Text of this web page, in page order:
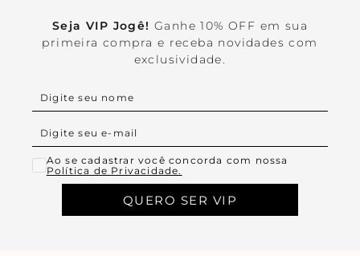
Seja VIP Jogê! Ganhe 10% OFF em sua
primeira compra e receba novidades com
exclusividade.
Ao se cadastrar você concorda com nossa
Política de Privacidade.
QUERO SER VIP